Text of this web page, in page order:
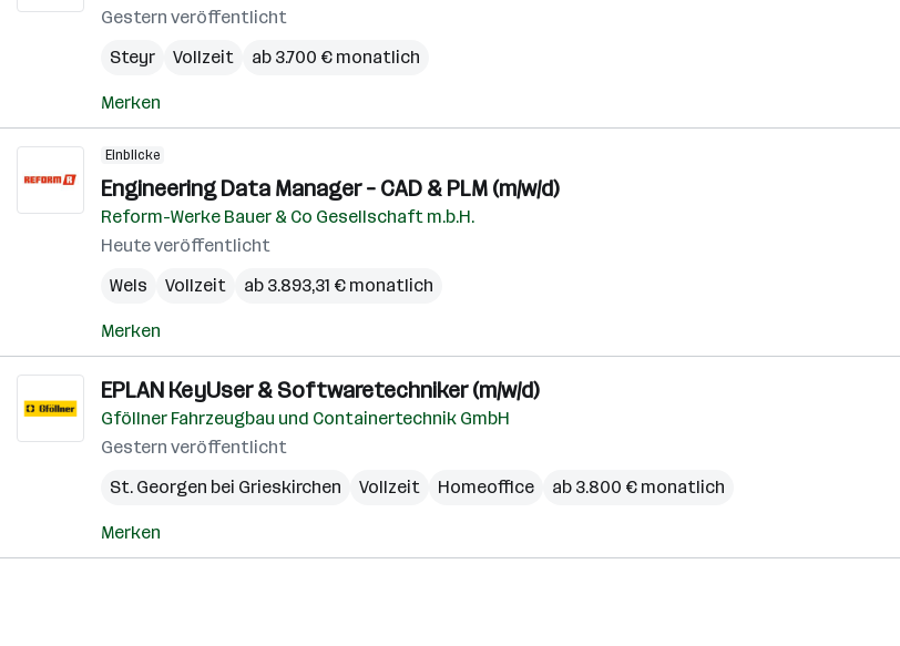
Gestern veröffentlicht
Steyr
Vollzeit ab 3.700 € monatlich
Merken
Einblicke
Engineering Data Manager – CAD & PLM (m/w/d)
Reform-Werke Bauer & Co Gesellschaft m.b.H.
Heute veröffentlicht
Wels
Vollzeit ab 3.893,31 € monatlich
Merken
EPLAN KeyUser & Softwaretechniker (m/w/d)
Gföllner Fahrzeugbau und Containertechnik GmbH
Gestern veröffentlicht
St. Georgen bei Grieskirchen
Vollzeit Homeoffice ab 3.800 € monatlich
Merken